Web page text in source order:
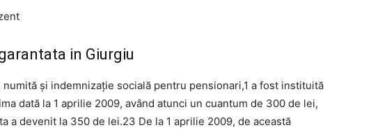
in Giurgiu
numită și indemnizație socială pentru pensionari,1 a fost instituită
dată la 1 aprilie 2009, având atunci un cuantum de 300 de lei,
a devenit la 350 de lei.23 De la 1 aprilie 2009, de această